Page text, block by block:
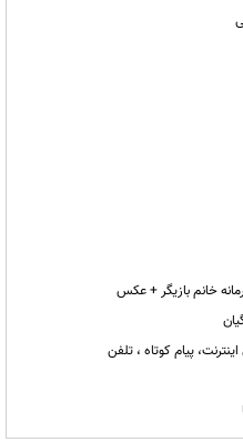
خانم بازیگر + عکس
پیام کوتاه ، تلفن